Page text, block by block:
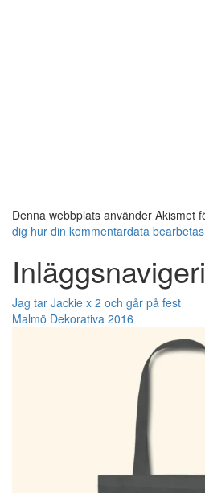
Denna webbplats använder Akismet
dig hur din kommentardata bearbetas
Jag tar Jackie x 2 och går på fest
Malmö Dekorativa 2016